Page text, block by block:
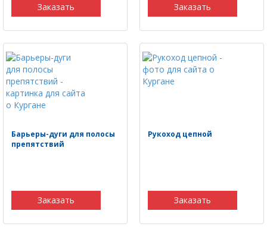
Заказать Заказать
Барьеры-дуги для полосы
препятствий
Заказать
Рукоход цепной
Заказать